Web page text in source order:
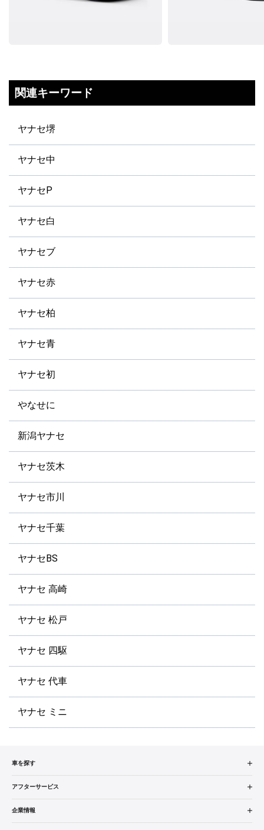
関連キーワード
ヤナセ堺
ヤナセ中
ヤナセP
ヤナセ白
ヤナセブ
ヤナセ赤
ヤナセ柏
ヤナセ青
ヤナセ初
やなせに
新潟ヤナセ
ヤナセ茨木
ヤナセ市川
ヤナセ千葉
ヤナセBS
ヤナセ 高崎
ヤナセ 松戸
ヤナセ 四駆
ヤナセ 代車
ヤナセ ミニ
車を探す
中古車検索
販売店検索
アフターサービス
アフターサービス
企業情報